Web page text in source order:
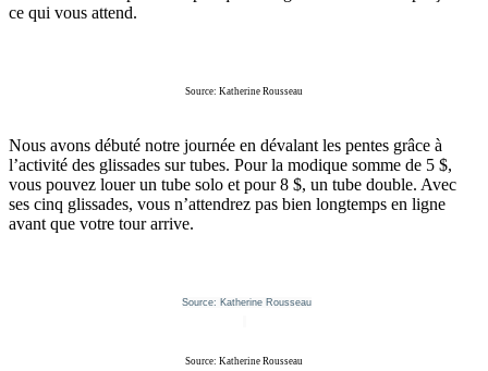
ce qui vous attend.
Source: Katherine Rousseau
Nous avons débuté notre journée en dévalant les pentes grâce à
l’activité des glissades sur tubes. Pour la modique somme de 5 $,
vous pouvez louer un tube solo et pour 8 $, un tube double. Avec
ses cinq glissades, vous n’attendrez pas bien longtemps en ligne
avant que votre tour arrive.
Source: Katherine Rousseau
Source: Katherine Rousseau